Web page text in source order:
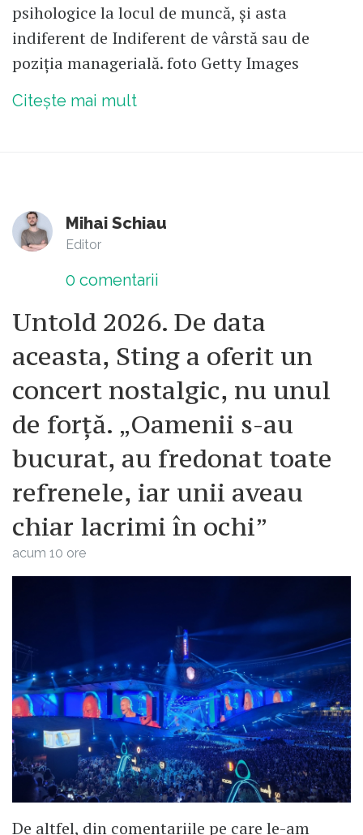
psihologice la locul de muncă, și asta
indiferent de Indiferent de vârstă sau de
poziția managerială. foto Getty Images
Citește mai mult
Mihai Schiau
Editor
0 comentarii
Untold 2026. De data
aceasta, Sting a oferit un
concert nostalgic, nu unul
de forță. „Oamenii s-au
bucurat, au fredonat toate
refrenele, iar unii aveau
chiar lacrimi în ochi”
acum 10 ore
De altfel, din comentariile pe care le-am